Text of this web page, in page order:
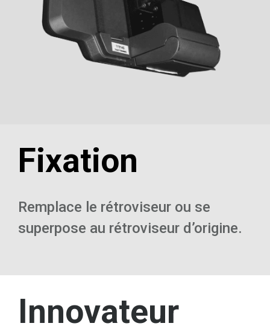
Fixation
Remplace le rétroviseur ou se
superpose au rétroviseur d’origine.
Innovateur